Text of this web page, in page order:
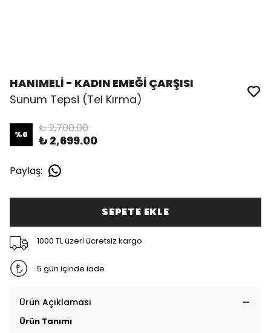
HANIMELİ - KADIN EMEĞİ ÇARŞISI
Sunum Tepsi (Tel Kırma)
%0 ₺ 2,700.00
₺ 2,699.00
Paylaş:
SEPETE EKLE
1000 TL üzeri ücretsiz kargo
5 gün içinde iade
Ürün Açıklaması
Ürün Tanımı